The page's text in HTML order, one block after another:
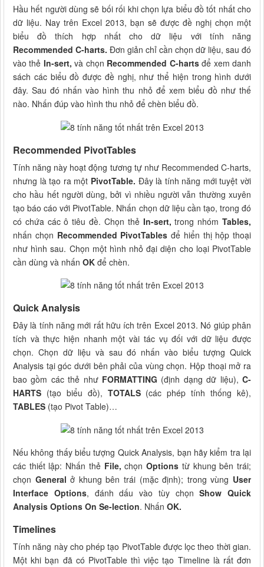
Hầu hết người dùng sẽ bối rối khi chọn lựa biểu đồ tốt nhất cho
dữ liệu. Nay trên Excel 2013, bạn sẽ được đề nghị chọn một
biểu đồ thích hợp nhất cho dữ liệu với tính năng
Recommended C-harts. Đơn giản chỉ cần chọn dữ liệu, sau đó
vào thẻ In-sert, và chọn Recommended C-hartsđể xem danh
sách các biểu đồ được đề nghị, như thể hiện trong hình dưới
đây. Sau đó nhấn vào hình thu nhỏ để xem biểu đồ như thế
nào. Nhấn đúp vào hình thu nhỏ để chèn biểu đồ.
Recommended PivotTables
Tính năng này hoạt động tương tự như Recommended C-harts,
nhưng là tạo ra một PivotTable. Đây là tính năng mới tuyệt vời
cho hầu hết người dùng, bởi vì nhiều người vẫn thường xuyên
tạo báo cáo với PivotTable. Nhấn chọn dữ liệu cần tạo, trong đó
có chứa các ô tiêu đề. Chọn thẻ In-sert, trong nhómTables,
nhấn chọn Recommended PivotTables để hiển thị hộp thoại
như hình sau. Chọn một hình nhỏ đại diện cho loại PivotTable
cần dùng và nhấn OK để chèn.
Quick Analysis
Đây là tính năng mới rất hữu ích trên Excel 2013. Nó giúp phân
tích và thực hiện nhanh một vài tác vụ đối với dữ liệu được
chọn. Chọn dữ liệu và sau đó nhấn vào biểu tượng Quick
Analysis tại góc dưới bên phải của vùng chọn. Hộp thoại mở ra
bao gồm các thẻ như FORMATTING (định dạng dữ liệu), C-
HARTS (tạo biểu đồ), TOTALS(các phép tính thống kê),
TABLES (tạo Pivot Table)…
Nếu không thấy biểu tượng Quick Analysis, bạn hãy kiểm tra lại
các thiết lập: Nhấn thẻ File, chọnOptions từ khung bên trái;
chọn General ở khung bên trái (mặc định); trong vùng User
Interface Options, đánh dấu vào tùy chọnShow Quick
Analysis Options On Se-lection. Nhấn OK.
Timelines
Tính năng này cho phép tạo PivotTable được lọc theo thời gian.
Một khi bạn đã có PivotTable thì việc tạo Timeline là rất đơn